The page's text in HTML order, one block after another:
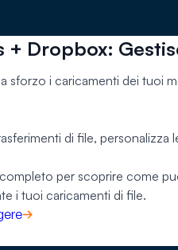
+ Dropbox:
sforzo i caricamenti dei tuoi
di file,
per scoprire come
i tuoi caricamenti di file.